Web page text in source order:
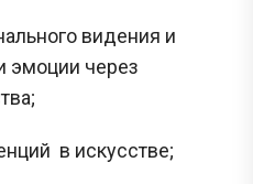
видения и
эмоции через
в искусстве;